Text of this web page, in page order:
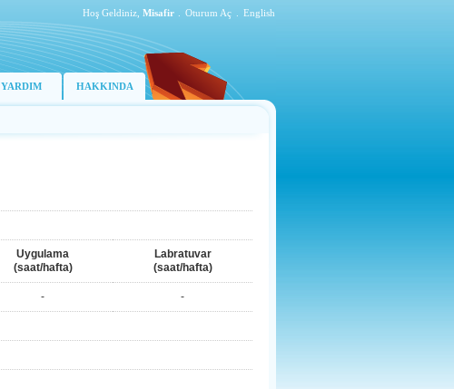
Hoş Geldiniz, Misafir Oturum Aç English
YARDIM HAKKINDA
Uygulama
(saat/hafta)
Labratuvar
(saat/hafta)
- -